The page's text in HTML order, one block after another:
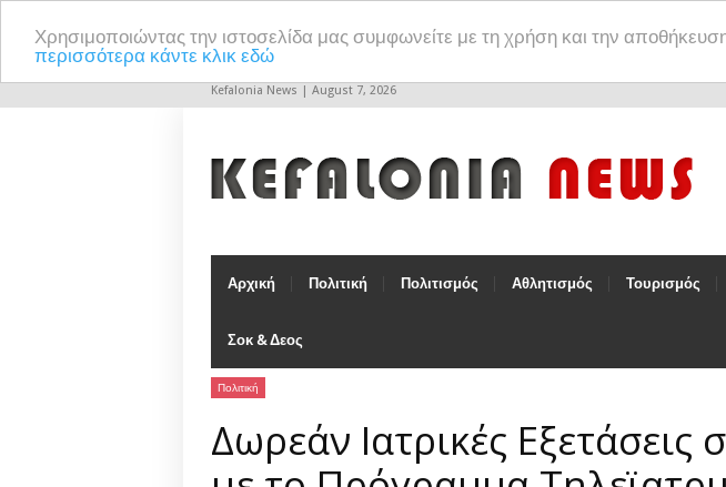
Χρησιμοποιώντας την ιστοσελίδα μας συμφωνείτε με τη χρήση και την
περισσότερα κάντε κλικ εδώ
Kefalonia News | August 7, 2026
Αρχική Πολιτική Πολιτισμός Αθλητισμός Τουρισμός
Σοκ & Δεος
Πολιτική
Δωρεάν Ιατρικές Εξετάσεις